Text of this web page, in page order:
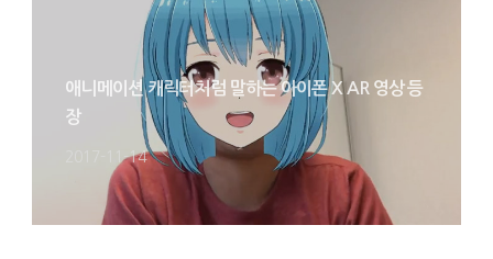
애니메이션 캐릭터처럼 말하는 아이폰 X AR 영상 등
장
2017-11-14